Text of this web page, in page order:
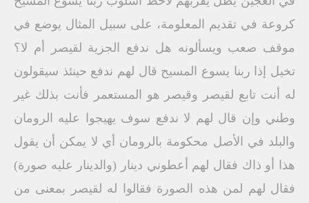
كروعة في تقديم المعلومة، على سبيل المثال يوضع في
موقف صعب ويسألونه هل ندفع الجزية لقيصر أم لا؟
تخيل إذا ربنا يسوع المسيح قال لهم ندفع حينئذ سيقولون
له أنت تابع لقيصر وقيصر هو المستعمر فأنت بذلك غير
وطني وإن قال لهم لا ندفع سوف يهيجوا عليه الرومان
والبلد في الأصل محكومة بالرومان أي لا يمكن أن يقول
هذا أو ذاك فقال لهم أعطوني دينار (والدينار عليه صورة)
فقال لهم لمن هذه الصورة فقالوا له لقيصر بمعنى من